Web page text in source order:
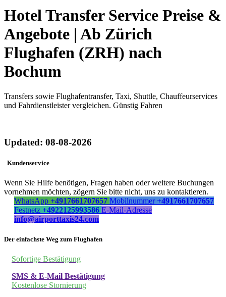
Hotel Transfer Service Preise &
Angebote | Ab Zürich
Flughafen (ZRH) nach
Bochum
Transfers sowie Flughafentransfer, Taxi, Shuttle, Chauffeurservices
und Fahrdienstleister vergleichen. Günstig Fahren
Updated: 08-08-2026
Kundenservice
Wenn Sie Hilfe benötigen, Fragen haben oder weitere Buchungen
vornehmen möchten, zögern Sie bitte nicht, uns zu kontaktieren.
WhatsApp +4917661707657 Mobilnummer +4917661707657
Festnetz +4922125993586 E-Mail-Adresse
info@airporttaxis24.com
Der einfachste Weg zum Flughafen
Sofortige Bestätigung
SMS & E-Mail Bestätigung
Kostenlose Stornierung